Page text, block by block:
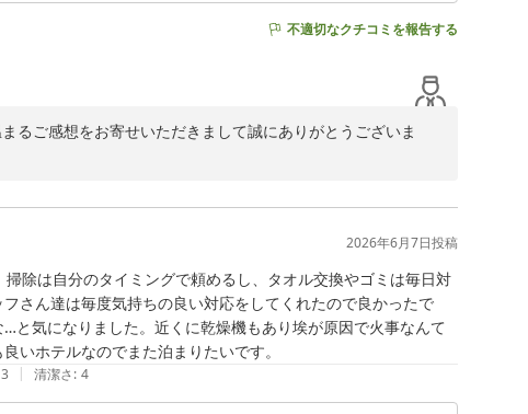
不適切なクチコミを報告する
るご感想をお寄せいただきまして誠にありがとうございま
言葉はスタッフにとって大きな励みとなります。
。今後も皆様に快適にお過ごしいただけるよう、サービスの
フ一同、心よりお待ちしております。
2026年6月7日投稿
除は自分のタイミングで頼めるし、タオル交換やゴミは毎日対
さん達は毎度気持ちの良い対応をしてくれたので良かったで
と気になりました。近くに乾燥機もあり埃が原因で火事なんて
いホテルなのでまた泊まりたいです。
3 | 清潔さ: 4